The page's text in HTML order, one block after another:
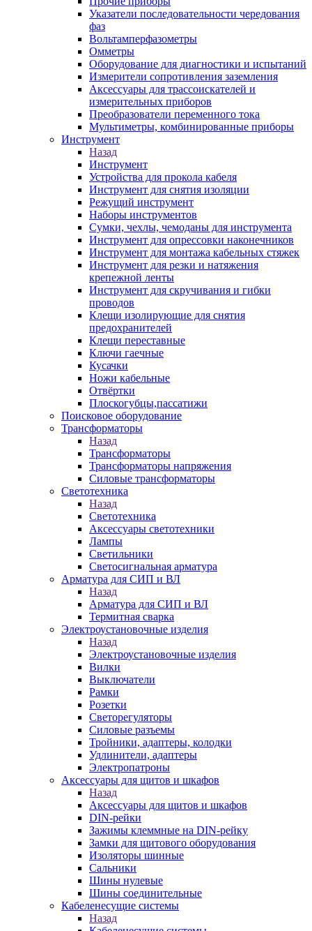
Указатели последовательности чередования
фаз
Вольтамперфазометры
Омметры
Оборудование для диагностики и испытаний
Измерители сопротивления заземления
Аксессуары для трассоискателей и
измерительных приборов
Преобразователи переменного тока
Мультиметры, комбинированные приборы
Инструмент
Назад
Инструмент
Устройства для прокола кабеля
Инструмент для снятия изоляции
Режущий инструмент
Наборы инструментов
Сумки, чехлы, чемоданы для инструмента
Инструмент для опрессовки наконечников
Инструмент для монтажа кабельных стяжек
Инструмент для резки и натяжения
крепежной ленты
Инструмент для скручивания и гибки
проводов
Клещи изолирующие для снятия
предохранителей
Клещи переставные
Ключи гаечные
Кусачки
Ножи кабельные
Отвёртки
Плоскогубцы,пассатижи
Поисковое оборудование
Трансформаторы
Назад
Трансформаторы
Трансформаторы напряжения
Силовые трансформаторы
Светотехника
Назад
Светотехника
Аксессуары светотехники
Лампы
Светильники
Светосигнальная арматура
Арматура для СИП и ВЛ
Назад
Арматура для СИП и ВЛ
Термитная сварка
Электроустановочные изделия
Назад
Электроустановочные изделия
Вилки
Выключатели
Рамки
Розетки
Светорегуляторы
Силовые разъемы
Тройники, адаптеры, колодки
Удлинители, адаптеры
Электропатроны
Аксессуары для щитов и шкафов
Назад
Аксессуары для щитов и шкафов
DIN-рейки
Зажимы клеммные на DIN-рейку
Замки для щитового оборудования
Изоляторы шинные
Сальники
Шины нулевые
Шины соединительные
Кабеленесущие системы
Назад